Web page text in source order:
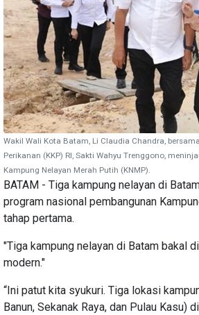
Wakil Wali Kota Batam, Li Claudia Chandra,
Perikanan (KKP) RI, Sakti Wahyu Trenggono,
Kampung Nelayan Merah Putih (KNMP).
BATAM - Tiga kampung nelayan di
program nasional pembangunan
tahap pertama.
"Tiga kampung nelayan di Batam bakal
modern."
“Ini patut kita syukuri. Tiga lokasi
Banun, Sekanak Raya, dan Pulau Kasu)